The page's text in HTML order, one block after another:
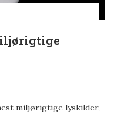
miljørigtige lyskilder,